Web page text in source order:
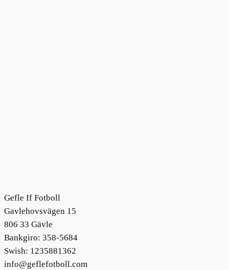
Gefle If Fotboll
Gavlehovsvägen 15
806 33 Gävle
Bankgiro: 358-5684
Swish: 1235881362
info@geflefotboll.com